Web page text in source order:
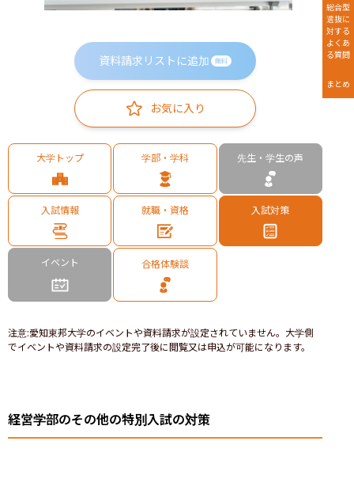
資料請求リストに追加 無料
お気に入り
大学トップ 学部・学科 先生・学生の声
入試情報 就職・資格 入試対策
イベント 合格体験談
注意:愛知東邦大学のイベントや資料請求が設定されていません。大学側
でイベントや資料請求の設定完了後に閲覧又は申込が可能になります。
経営学部のその他の特別入試の対策
総合型
選抜に
対する
よくあ
る質問
まとめ